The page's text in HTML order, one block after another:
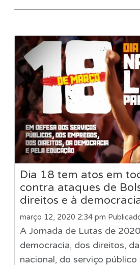
Dia 18 tem atos em
contra ataques de
direitos e à
março 12, 2020 2:34 pm
A Jornada de Lutas de
democracia, dos direitos,
nacional, do serviço público